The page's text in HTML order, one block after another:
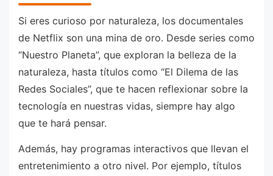
Si eres curioso por naturaleza, los documentales
de Netflix son una mina de oro. Desde series como
“Nuestro Planeta”, que exploran la belleza de la
naturaleza, hasta títulos como “El Dilema de las
Redes Sociales”, que te hacen reflexionar sobre la
tecnología en nuestras vidas, siempre hay algo
que te hará pensar.
Además, hay programas interactivos que llevan el
entretenimiento a otro nivel. Por ejemplo, títulos